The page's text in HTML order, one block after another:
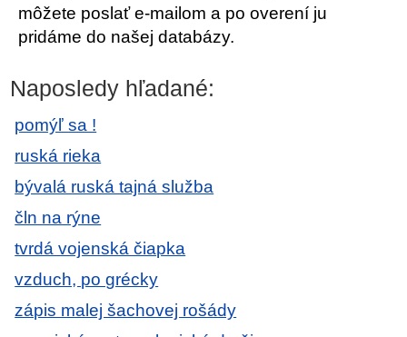
môžete poslať e-mailom a po overení ju
pridáme do našej databázy.
Naposledy hľadané:
pomýľ sa !
ruská rieka
bývalá ruská tajná služba
čln na rýne
tvrdá vojenská čiapka
vzduch, po grécky
zápis malej šachovej rošády